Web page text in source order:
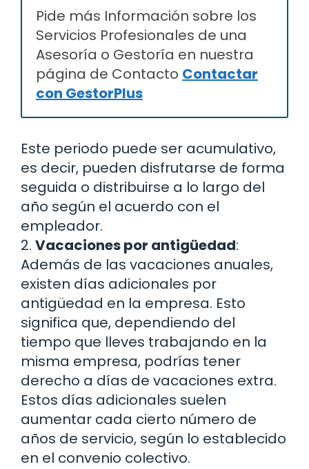
Pide más Información sobre los
Servicios Profesionales de una
Asesoría o Gestoría en nuestra
página de Contacto Contactar
con GestorPlus
Este periodo puede ser acumulativo,
es decir, pueden disfrutarse de forma
seguida o distribuirse a lo largo del
año según el acuerdo con el
empleador.
2. Vacaciones por antigüedad:
Además de las vacaciones anuales,
existen días adicionales por
antigüedad en la empresa. Esto
significa que, dependiendo del
tiempo que lleves trabajando en la
misma empresa, podrías tener
derecho a días de vacaciones extra.
Estos días adicionales suelen
aumentar cada cierto número de
años de servicio, según lo establecido
en el convenio colectivo.